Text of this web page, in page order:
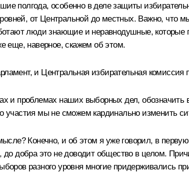
полгода, особенно в деле защиты
от Центральной до местных. Важно, что
люди знающие и неравнодушные,
еще, наверное, скажем об этом.
и Центральная избирательная комиссия
и проблемах наших выборных дел,
участия мы не сможем кардинально изменить
Конечно, и об этом я уже говорил, в
добра это не доводит общество в целом.
разного уровня многие придерживались